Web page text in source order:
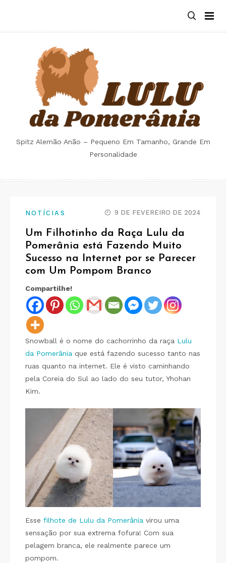
content
Spitz Alemão Anão – Pequeno Em Tamanho, Grande Em
Personalidade
NOTÍCIAS 9 DE FEVEREIRO DE 2024
Um Filhotinho da Raça Lulu da
Pomerânia está Fazendo Muito
Sucesso na Internet por se Parecer
com Um Pompom Branco
Compartilhe!
Snowball é o nome do cachorrinho da raça Lulu
da Pomerânia que está fazendo sucesso tanto nas
ruas quanto na internet. Ele é visto caminhando
pela Coreia do Sul ao lado do seu tutor, Yhohan
Kim.
Esse filhote de Lulu da Pomerânia virou uma
sensação por sua extrema fofura! Com sua
pelagem branca, ele realmente parece um
pompom.